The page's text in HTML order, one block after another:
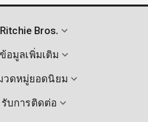
Ritchie Bros.
ข้อมูลเพิ่มเติม
วดหมู่ยอดนิยม
รับการติดต่อ